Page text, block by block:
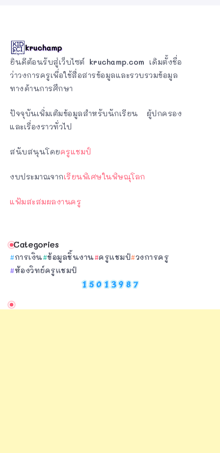
ยินดีต้อนรับสู่เว็บไซต์ kruchamp.com เดิมตั้งชื่อ
ว่าวงการครูเพื่อใช้สื่อสารข้อมูลและรวบรวมข้อมูล
ทางด้านการศึกษา
ปัจจุบันเพิ่มเติมข้อมูลสำหรับนักเรียน ผู้ปกครอง
และเรื่องราวทั่วไป
สนับสนุนโดยครูแชมป์
งบประมาณจากเรียนพิเศษในพิษณุโลก
แฟ้มสะสมผลงานครู
Categories
การเงิน ข้อมูลชิ้นงาน ครูแชมป์ วงการครู
ห้องวิทย์ครูแชมป์